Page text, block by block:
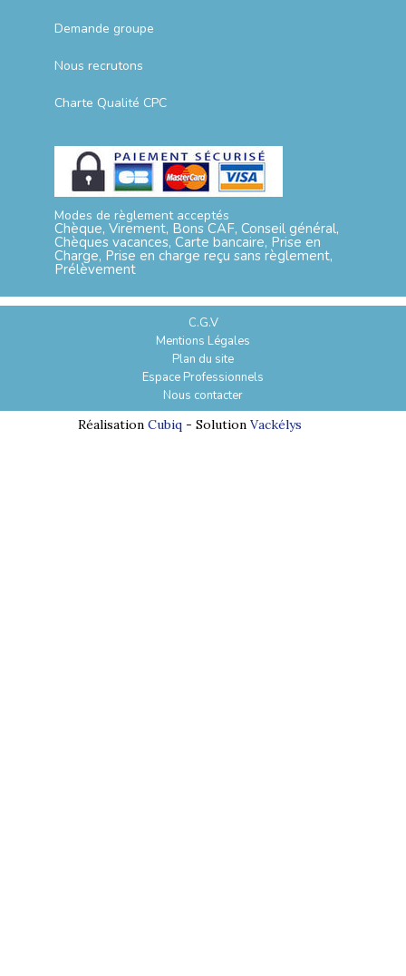
Demande groupe
Nous recrutons
Charte Qualité CPC
Modes de règlement acceptés
Chèque, Virement, Bons CAF, Conseil général,
Chèques vacances, Carte bancaire, Prise en
Charge, Prise en charge reçu sans règlement,
Prélèvement
C.G.V
Mentions Légales
Plan du site
Espace Professionnels
Nous contacter
Réalisation Cubiq- Solution Vackélys